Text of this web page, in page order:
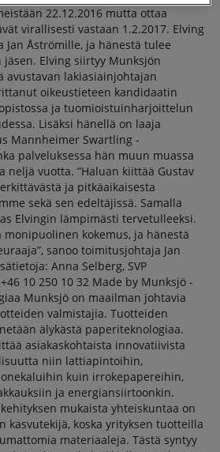
22.12.2016 mutta ottaa
virallisesti vastaan 1.2.2017. Elving
Åströmille, ja hänestä tulee
Elving siirtyy Munksjön
avustavan lakiasiainjohtajan
oikeustieteen kandidaatin
ja tuomioistuinharjoittelun
Lisäksi hänellä on laaja
Mannheimer Swartling -
palveluksessa hän muun muassa
neljä vuotta. ”Haluan kiittää Gustav
ja pitkäaikaisesta
sekä sen edeltäjissä. Samalla
Elvingin lämpimästi tervetulleeksi.
kokemus, ja hänestä
sanoo toimitusjohtaja Jan
Anna Selberg, SVP
10 250 10 32 Made by Munksjö -
Munksjö on maailman johtavia
valmistajia. Tuotteiden
älykästä paperiteknologiaa.
asiakaskohtaista innovatiivista
niin lattiapintoihin,
kuin irrokepapereihin,
ja energiansiirtoonkin.
mukaista yhteiskuntaa on
kasvutekijä, koska yrityksen tuotteilla
materiaaleja. Tästä syntyy